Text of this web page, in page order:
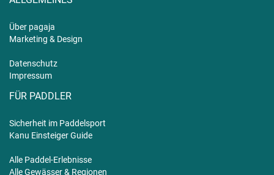
Über pagaja
Marketing & Design
Datenschutz
Impressum
FÜR PADDLER
Sicherheit im Paddelsport
Kanu Einsteiger Guide
Alle Paddel-Erlebnisse
Alle Gewässer & Regionen